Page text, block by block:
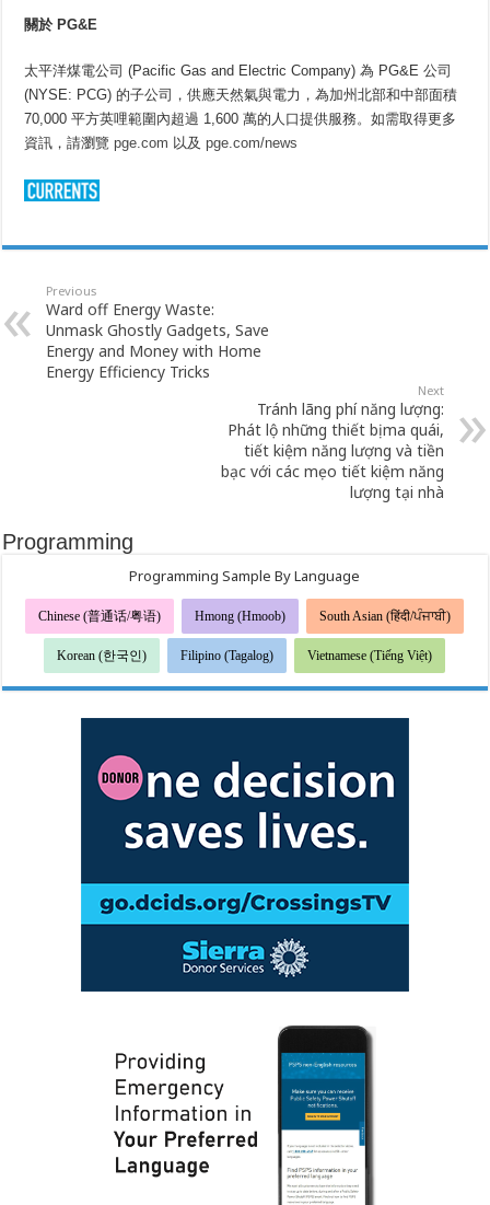
關於PG&E
太平洋煤電公司 (Pacific Gas and Electric Company) 為 PG&E 公司
(NYSE: PCG) 的子公司，供應天然氣與電力，為加州北部和中部面積
70,000 平方英哩範圍內超過 1,600 萬的人口提供服務。如需取得更多
資訊，請瀏覽pge.com 以及pge.com/news
Previous
Ward off Energy Waste:
Unmask Ghostly Gadgets, Save
Energy and Money with Home
Energy Efficiency Tricks
Next
Tránh lãng phí năng lượng:
Phát lộ những thiết bị ma quái,
tiết kiệm năng lượng và tiền
bạc với các mẹo tiết kiệm năng
lượng tại nhà
Programming
Programming Sample By Language
Chinese (普通话/粤语) Hmong (Hmoob) South Asian (हिंदी/ਪੰਜਾਬੀ)
Korean (한국인) Filipino (Tagalog) Vietnamese (Tiếng Việt)